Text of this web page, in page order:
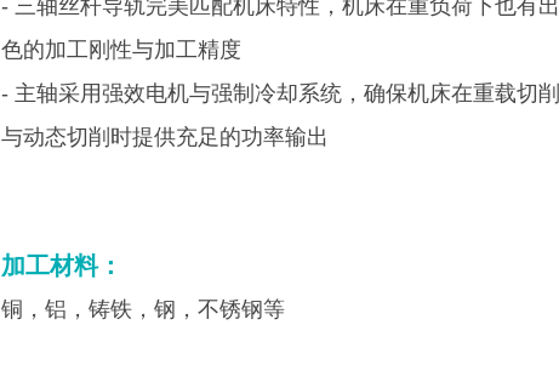
-三轴丝杆导轨完美匹配机床特性，机床在重负荷下也有出
色的加工刚性与加工精度
- 主轴采用强效电机与强制冷却系统，确保机床在重载切削
与动态切削时提供充足的功率输出
加工材料：
铜，铝，铸铁，钢，不锈钢等